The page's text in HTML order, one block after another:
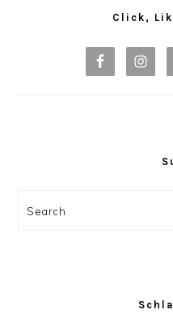
Click,
Search